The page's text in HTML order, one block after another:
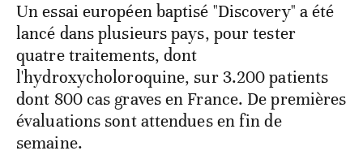
Un essai européen baptisé "Discovery" a été
lancé dans plusieurs pays, pour tester
quatre traitements, dont
l'hydroxycholoroquine, sur 3.200 patients
dont 800 cas graves en France. De premières
évaluations sont attendues en fin de
semaine.